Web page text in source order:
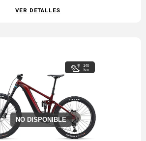
VER DETALLES
NO DISPONIBLE
140
km